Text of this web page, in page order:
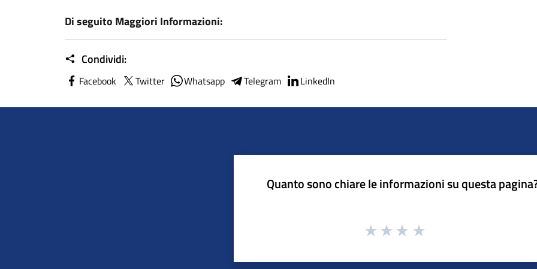
Di seguito Maggiori Informazioni:
Condividi:
Facebook Twitter Whatsapp Telegram LinkedIn
Quanto sono chiare le informazioni su questa